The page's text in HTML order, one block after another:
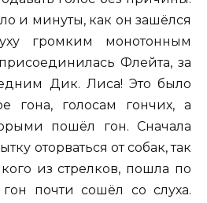
и минуты, как он зашёлся
громким монотонным
Флейта, за
Дик. Лиса! Это было
гона, голосам гончих, а
пошёл гон. Сначала
оторваться от собак, так
из стрелков, пошла по
почти сошёл со слуха.